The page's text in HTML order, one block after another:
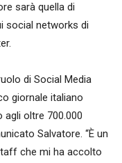
sarà quella di
social networks di
di Social Media
giornale italiano
agli oltre 700.000
Salvatore. “È un
che mi ha accolto